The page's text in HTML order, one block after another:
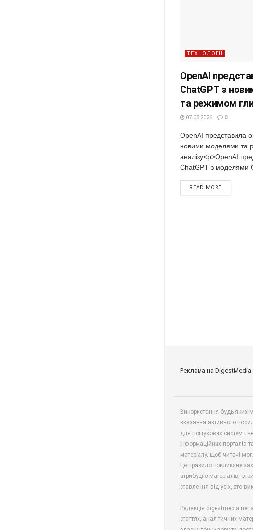
ТЕХНОЛОГІЇ
OpenAI
ChatGPT з
та режимом
07.08.2026 0
OpenAI представила
новими моделями та
аналізу<p>OpenAI
ChatGPT з моделями
READ MORE
Реклама на DigestMedia
Використання будь-яких
вказання активного
для пошукових систем і
інформаційних порталів
матеріалу, щоб читачі
Це правило покликане
атрибуцію матеріалів,
ставлення від усіх, хто
Редакція digestmedia.net
статтях, аналітичних